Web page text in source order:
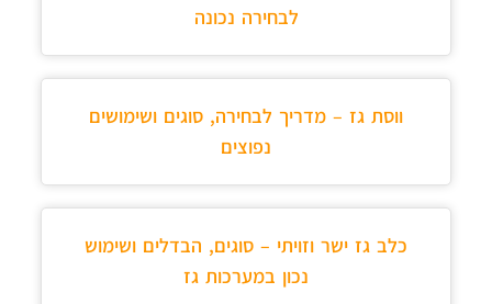
לבחירה נכונה
ווסת גז – מדריך לבחירה, סוגים ושימושים
נפוצים
כלב גז ישר וזויתי – סוגים, הבדלים ושימוש
נכון במערכות גז